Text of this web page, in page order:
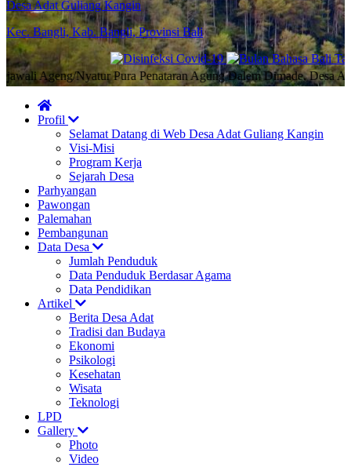
Desa Adat Guliang Kangin
Kec. Bangli, Kab. Bangli, Provinsi Bali
Ageng/Nyatur Pura Penataran Agung Dalem Dimade, Desa
Profil
Selamat Datang di Web Desa Adat Guliang Kangin
Visi-Misi
Program Kerja
Sejarah Desa
Parhyangan
Pawongan
Palemahan
Pembangunan
Data Desa
Jumlah Penduduk
Data Penduduk Berdasar Agama
Data Pendidikan
Artikel
Berita Desa Adat
Tradisi dan Budaya
Ekonomi
Psikologi
Kesehatan
Wisata
Teknologi
LPD
Gallery
Photo
Video